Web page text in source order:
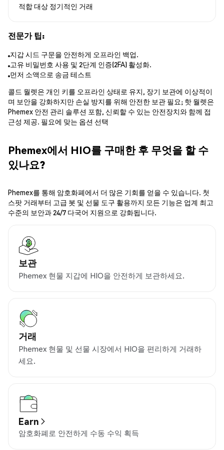
적합 대상 정기적인 거래
전문가 팁:
지갑 시드 구문을 안전하게 오프라인 백업.
고유 비밀번호 사용 및 2단계 인증(2FA) 활성화.
먼저 소액으로 송금 테스트
콜드 월렛은 개인 키를 오프라인 상태로 유지, 장기 보관에 이상적이
며 보안을 강화하지만 손실 방지를 위해 안전한 보관 필요; 핫 월렛은
Phemex 안전 관리 솔루션 포함, 신뢰할 수 있는 안전장치와 함께 접
근성 제공. 필요에 맞는 옵션 선택
Phemex에서 HIO를 구매한 후 무엇을 할 수
있나요?
Phemex를 통해 암호화폐에서 더 많은 기회를 얻을 수 있습니다. 첫
스팟 거래부터 고급 봇 및 선물 도구 활용까지 모든 기능은 업계 최고
수준의 보안과 24/7 다국어 지원으로 강화됩니다.
보관
Phemex 현물 지갑에 HIO을 안전하게 보관하세요.
거래
Phemex 현물 및 선물 시장에서 HIO을 편리하게 거래하
세요.
Earn
암호화폐로 안전하게 수동 수익 획득